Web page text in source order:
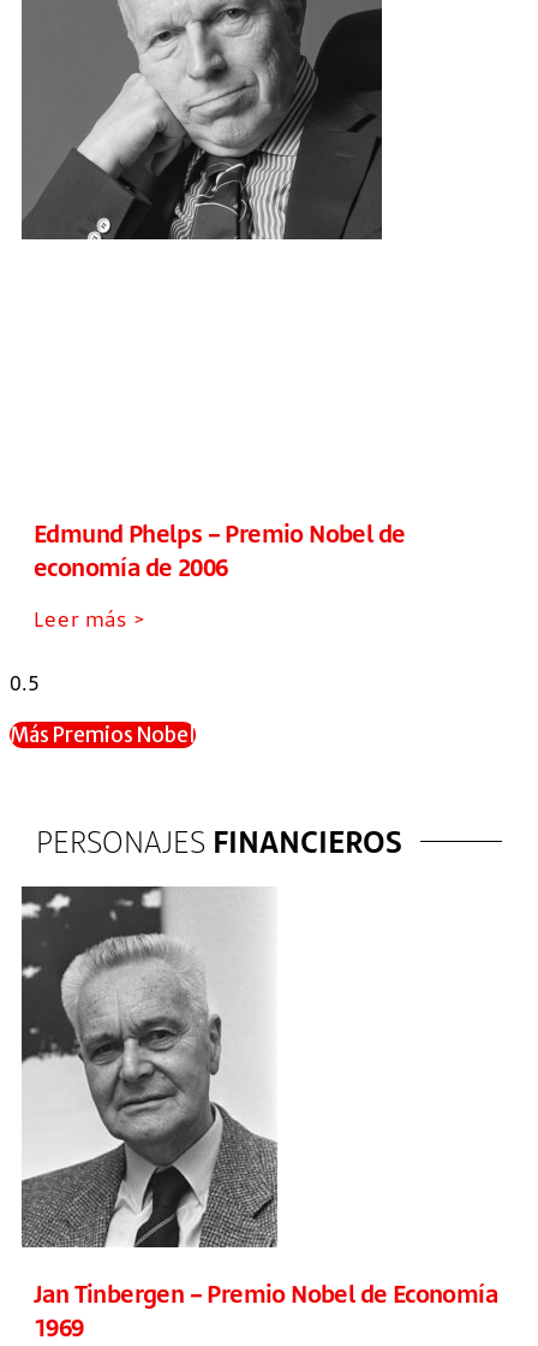
Edmund Phelps – Premio Nobel de
economía de 2006
Leer más >
Más Premios Nobel
PERSONAJES FINANCIEROS
Jan Tinbergen – Premio Nobel de Economía
1969